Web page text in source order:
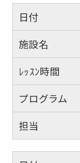
日付
施設名
ﾚｯｽﾝ時間
プログラム
担当